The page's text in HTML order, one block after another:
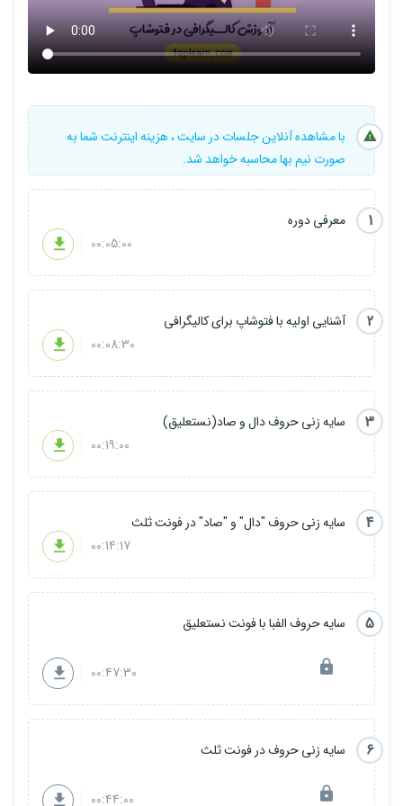
با مشاهده آنلاین جلسات در سایت ، هزینه اینترنت شما به
صورت نیم بها محاسبه خواهد شد.
1
معرفی دوره
00:05:00
2
آشنایی اولیه با فتوشاپ برای کالیگرافی
00:08:30
3
سایه زنی حروف دال و صاد(نستعلیق)
00:19:00
4
سایه زنی حروف "دال" و "صاد" در فونت ثلث
00:14:17
5 سایه حروف الفبا با فونت نستعلیق
00:47:30
6 سایه زنی حروف در فونت ثلث
00:44:00